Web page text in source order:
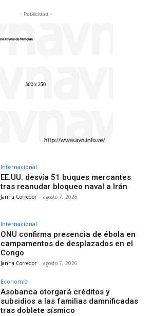
- Publicidad -
Internacional
EE.UU. desvía 51 buques mercantes
tras reanudar bloqueo naval a Irán
Janna Corredor - agosto 7, 2026
Internacional
ONU confirma presencia de ébola en
campamentos de desplazados en el
Congo
Janna Corredor - agosto 7, 2026
Economía
Asobanca otorgará créditos y
subsidios a las familias damnificadas
tras doblete sísmico